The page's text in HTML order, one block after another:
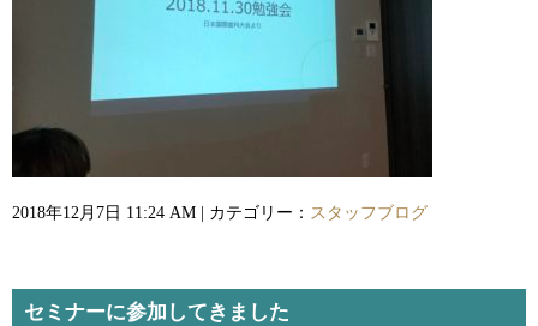
2018年12月7日 11:24 AM | カテゴリー： スタッフブログ
セミナーに参加してきました